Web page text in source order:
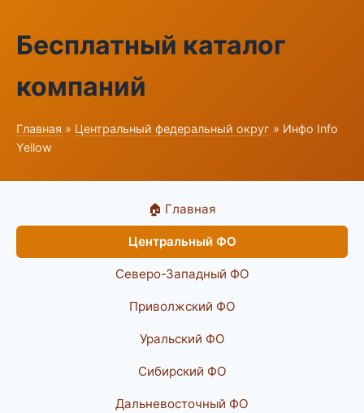
Бесплатный каталог
компаний
Главная » Центральный федеральный округ » Инфо Info
Yellow
🏠 Главная
Центральный ФО
Северо-Западный ФО
Приволжский ФО
Уральский ФО
Сибирский ФО
Дальневосточный ФО